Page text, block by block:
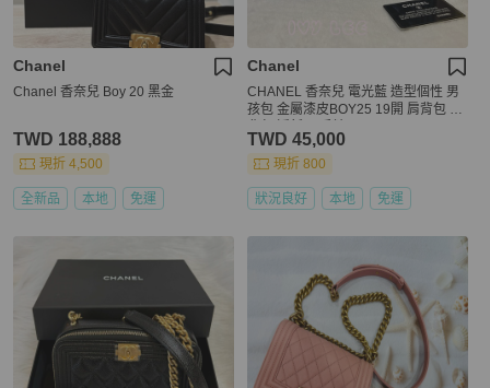
Chanel
Chanel 香奈兒 Boy 20 黑金
TWD 188,888
現折 4,500
全新品 本地 免運
Chanel
CHANEL 香奈兒 電光藍 造型個性 男
孩包 金屬漆皮BOY25 19開 肩背包 斜
TWD 45,000
現折 800
狀況良好 本地 免運